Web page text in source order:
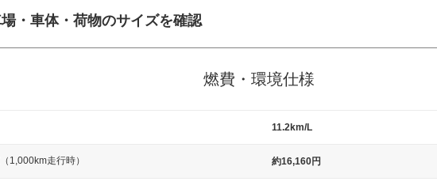
・車体・荷物のサイズを確認
サイズが標準値（最低値）とされる事が多いようです。
燃費・環境仕様
11.2km/L
1,000km走行時） 約16,160円